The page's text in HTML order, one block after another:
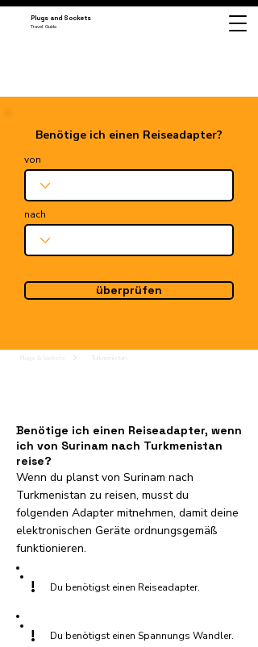
Plugs and Sockets
Travel Guide
Benötige ich einen Reiseadapter?
von
nach
überprüfen
Benötige ich einen Reiseadapter, wenn
ich von Surinam nach Turkmenistan
reise?
Wenn du planst von Surinam nach
Turkmenistan zu reisen, musst du
folgenden Adapter mitnehmen, damit deine
elektronischen Geräte ordnungsgemäß
funktionieren.
! Du benötigst einen Reiseadapter.
! Du benötigst einen Spannungs Wandler.